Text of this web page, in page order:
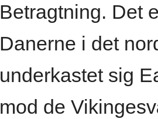
Betragtning. Det
Danerne i det
underkastet sig
mod de